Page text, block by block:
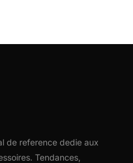
de reference dedie aux
Tendances,